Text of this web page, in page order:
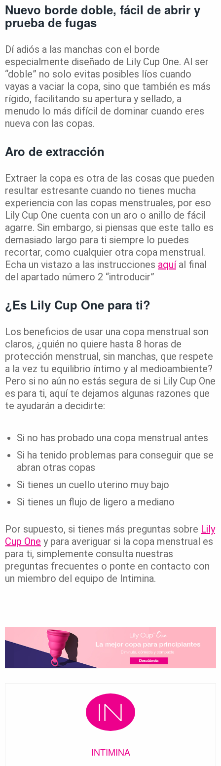
Nuevo borde doble, fácil de abrir y
prueba de fugas
Dí adiós a las manchas con el borde
especialmente diseñado de Lily Cup One. Al ser
“doble” no solo evitas posibles líos cuando
vayas a vaciar la copa, sino que también es más
rígido, facilitando su apertura y sellado, a
menudo lo más difícil de dominar cuando eres
nueva con las copas.
Aro de extracción
Extraer la copa es otra de las cosas que pueden
resultar estresante cuando no tienes mucha
experiencia con las copas menstruales, por eso
Lily Cup One cuenta con un aro o anillo de fácil
agarre. Sin embargo, si piensas que este tallo es
demasiado largo para ti siempre lo puedes
recortar, como cualquier otra copa menstrual.
Echa un vistazo a las instrucciones aquíal final
del apartado número 2 “introducir”
¿Es Lily Cup One para ti?
Los beneficios de usar una copa menstrual son
claros, ¿quién no quiere hasta 8 horas de
protección menstrual, sin manchas, que respete
a la vez tu equilibrio íntimo y al medioambiente?
Pero si no aún no estás segura de si Lily Cup One
es para ti, aquí te dejamos algunas razones que
te ayudarán a decidirte:
Si no has probado una copa menstrual antes
Si ha tenido problemas para conseguir que se
abran otras copas
Si tienes un cuello uterino muy bajo
Si tienes un flujo de ligero a mediano
Por supuesto, si tienes más preguntas sobre Lily
Cup One y para averiguar si la copa menstrual es
para ti, simplemente consulta nuestras
preguntas frecuentes o ponte en contacto con
un miembro del equipo de Intimina.
INTIMINA